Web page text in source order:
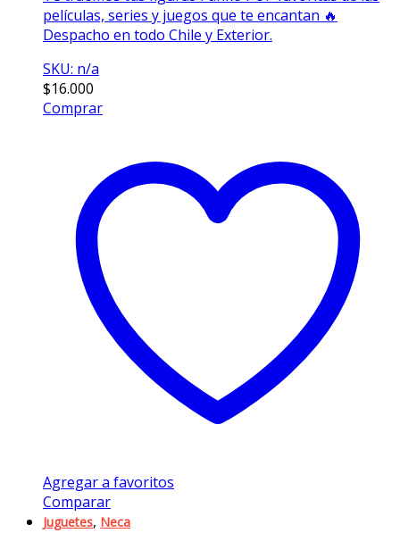
películas, series y juegos que te encantan 🔥
Despacho en todo Chile y Exterior.
SKU: n/a
$16.000
Comprar
Agregar a favoritos
Comparar
Juguetes, Neca